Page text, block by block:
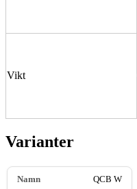
Vikt
Varianter
QCB W